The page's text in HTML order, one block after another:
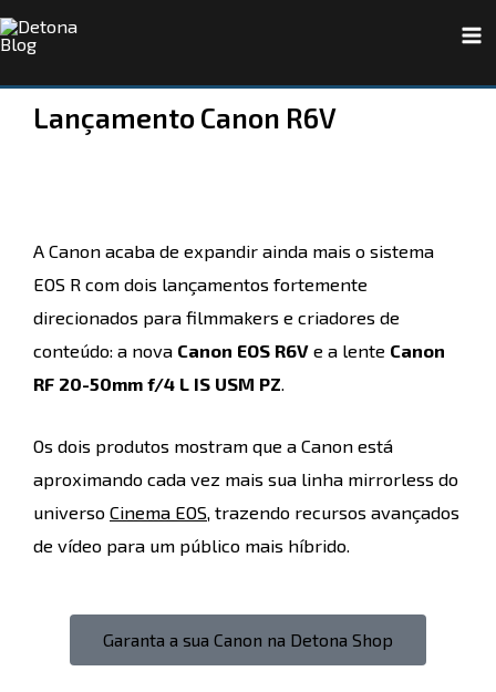
Ir
para
o
conteúdoLançamento Canon R6V
A Canon acaba de expandir ainda mais o sistema
EOS R com dois lançamentos fortemente
direcionados para filmmakers e criadores de
conteúdo: a nova Canon EOS R6V e a lente Canon
RF 20-50mm f/4 L IS USM PZ.
Os dois produtos mostram que a Canon está
aproximando cada vez mais sua linha mirrorless do
universo Cinema EOS, trazendo recursos avançados
de vídeo para um público mais híbrido.
Garanta a sua Canon na Detona Shop
de
Post